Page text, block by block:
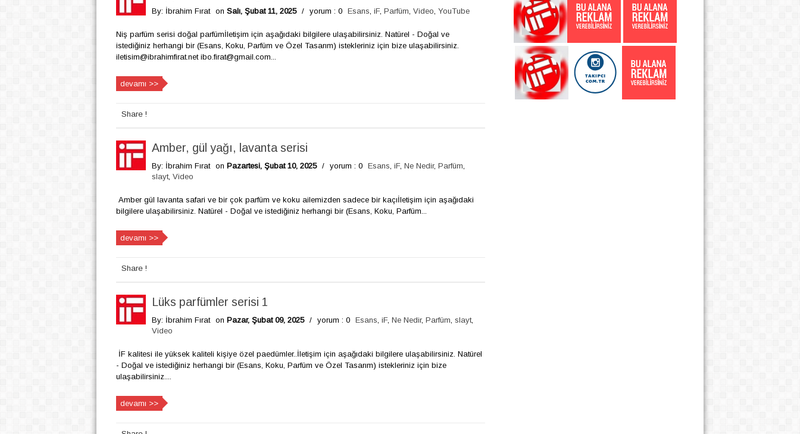
By: İbrahim Fırat on Salı, Şubat 11, 2025 / yorum : 0 Esans iF, Parfüm Video YouTube
Niş parfüm serisi doğal parfümİletişim için aşağıdaki bilgilere ulaşabilirsiniz. Natürel - Doğal ve
istediğiniz herhangi bir (Esans, Koku, Parfüm ve Özel Tasarım) istekleriniz için bize ulaşabilirsiniz.
iletisim@ibrahimfirat.net ibo.firat@gmail.com...
devamı >>
Share !
Amber, gül yağı, lavanta serisi
By: İbrahim Fırat on Pazartesi, Şubat 10, 2025 / yorum : 0 Esans iF, Ne Nedir, Parfüm
slayt, Video
Amber gül lavanta safari ve bir çok parfüm ve koku ailemizden sadece bir kaçıİletişim için aşağıdaki
bilgilere ulaşabilirsiniz. Natürel - Doğal ve istediğiniz herhangi bir (Esans, Koku, Parfüm...
devamı >>
Share !
Lüks parfümler serisi 1
By: İbrahim Fırat on Pazar, Şubat 09, 2025 / yorum : 0 Esans iF, Ne Nedir, Parfüm slayt,
Video
İF kalitesi ile yüksek kaliteli kişiye özel paedümler..İletişim için aşağıdaki bilgilere ulaşabilirsiniz. Natürel
- Doğal ve istediğiniz herhangi bir (Esans, Koku, Parfüm ve Özel Tasarım) istekleriniz için bize
ulaşabilirsiniz....
devamı >>